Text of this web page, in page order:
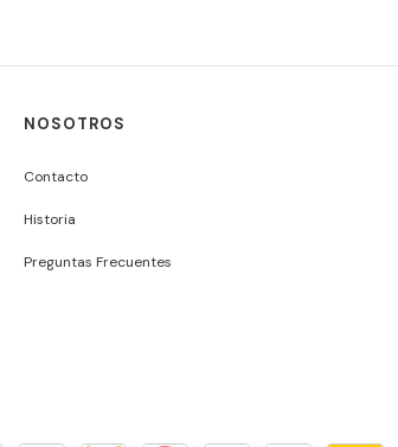
NOSOTROS
Contacto
Historia
Preguntas Frecuentes